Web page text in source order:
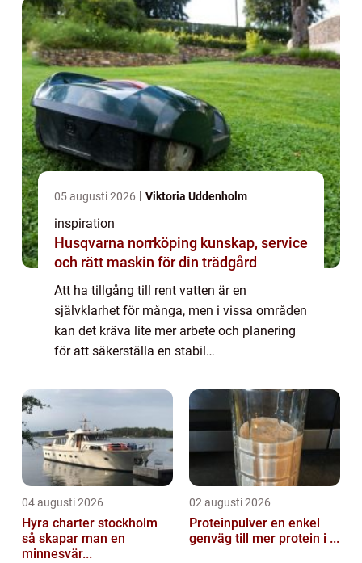
05 augusti 2026 Viktoria Uddenholm
inspiration
Husqvarna norrköping kunskap, service
och rätt maskin för din trädgård
Att ha tillgång till rent vatten är en
självklarhet för många, men i vissa områden
kan det kräva lite mer arbete och planering
för att säkerställa en stabil
04 augusti 2026
Hyra charter stockholm
så skapar man en
minnesvär...
02 augusti 2026
Proteinpulver en enkel
genväg till mer protein i ...